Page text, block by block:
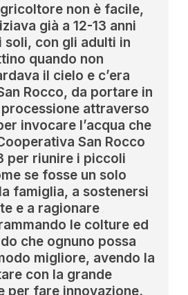
non è facile,
già a 12-13 anni
soli, con gli adulti in
quando non
il cielo e c’era
Rocco, da portare in
attraverso
invocare l’acqua che
San Rocco
per riunire i piccoli
se fosse un solo
famiglia, a sostenersi
e a ragionare
le colture ed
che ognuno possa
migliore, avendo la
con la grande
per fare innovazione.